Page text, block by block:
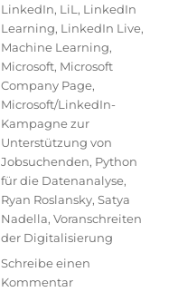
LinkedIn, LiL, LinkedIn
Learning, LinkedIn Live,
Machine Learning,
Microsoft, Microsoft
Company Page,
Microsoft/LinkedIn-
Kampagne zur
Unterstützung von
Jobsuchenden, Python
für die Datenanalyse,
Ryan Roslansky, Satya
Nadella, Voranschreiten
der Digitalisierung
Schreibe einen
Kommentarzu